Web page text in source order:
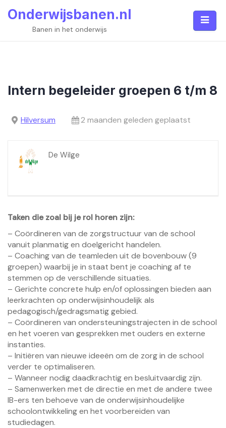
Onderwijsbanen.nl
Banen in het onderwijs
Intern begeleider groepen 6 t/m 8
Hilversum 2 maanden geleden geplaatst
De Wilge
Taken die zoal bij je rol horen zijn:
– Coördineren van de zorgstructuur van de school
vanuit planmatig en doelgericht handelen.
– Coaching van de teamleden uit de bovenbouw (9
groepen) waarbij je in staat bent je coaching af te
stemmen op de verschillende situaties.
– Gerichte concrete hulp en/of oplossingen bieden aan
leerkrachten op onderwijsinhoudelijk als
pedagogisch/gedragsmatig gebied.
– Coördineren van ondersteuningstrajecten in de school
en het voeren van gesprekken met ouders en externe
instanties.
– Initiëren van nieuwe ideeën om de zorg in de school
verder te optimaliseren.
– Wanneer nodig daadkrachtig en besluitvaardig zijn.
– Samenwerken met de directie en met de andere twee
IB-ers ten behoeve van de onderwijsinhoudelijke
schoolontwikkeling en het voorbereiden van
studiedagen.